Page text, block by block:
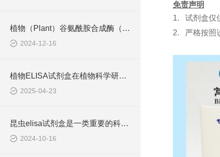
植物（Plant）谷氨酰胺合成酶（GS）ELISA检测试剂盒说明书
2024-12-16
植物ELISA试剂盒在植物科学研究中发挥着重要作用
2025-04-23
昆虫elisa试剂盒是一类重要的科研耗材
2024-10-16
免责声明
1.
试剂盒仅
2.
严格按照